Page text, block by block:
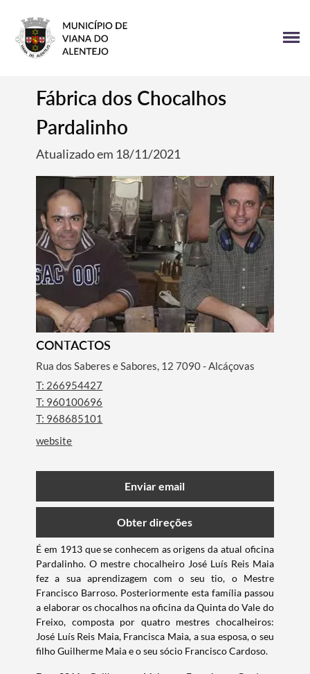
Fábrica dos Chocalhos
Pardalinho
Atualizado em 18/11/2021
CONTACTOS
Rua dos Saberes e Sabores, 12 7090 - Alcáçovas
T: 266954427
T: 960100696
T: 968685101
website
Enviar email
Obter direções
É em 1913 que se conhecem as origens da atual oficina
Pardalinho. O mestre chocalheiro José Luís Reis Maia
fez a sua aprendizagem com o seu tio, o Mestre
Francisco Barroso. Posteriormente esta família passou
a elaborar os chocalhos na oficina da Quinta do Vale do
Freixo, composta por quatro mestres chocalheiros:
José Luís Reis Maia, Francisca Maia, a sua esposa, o seu
filho Guilherme Maia e o seu sócio Francisco Cardoso.